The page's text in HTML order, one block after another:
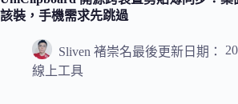
該裝，手機需求先跳過
Sliven 褚崇名最後更新日期：
線上工具